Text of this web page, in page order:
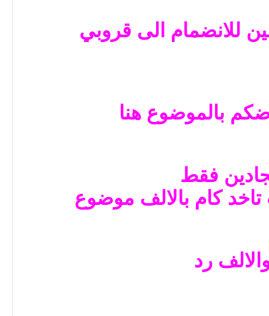
للانضمام الى قروبي
بالموضوع هنا
فقط
كام بالالف موضوع
رد